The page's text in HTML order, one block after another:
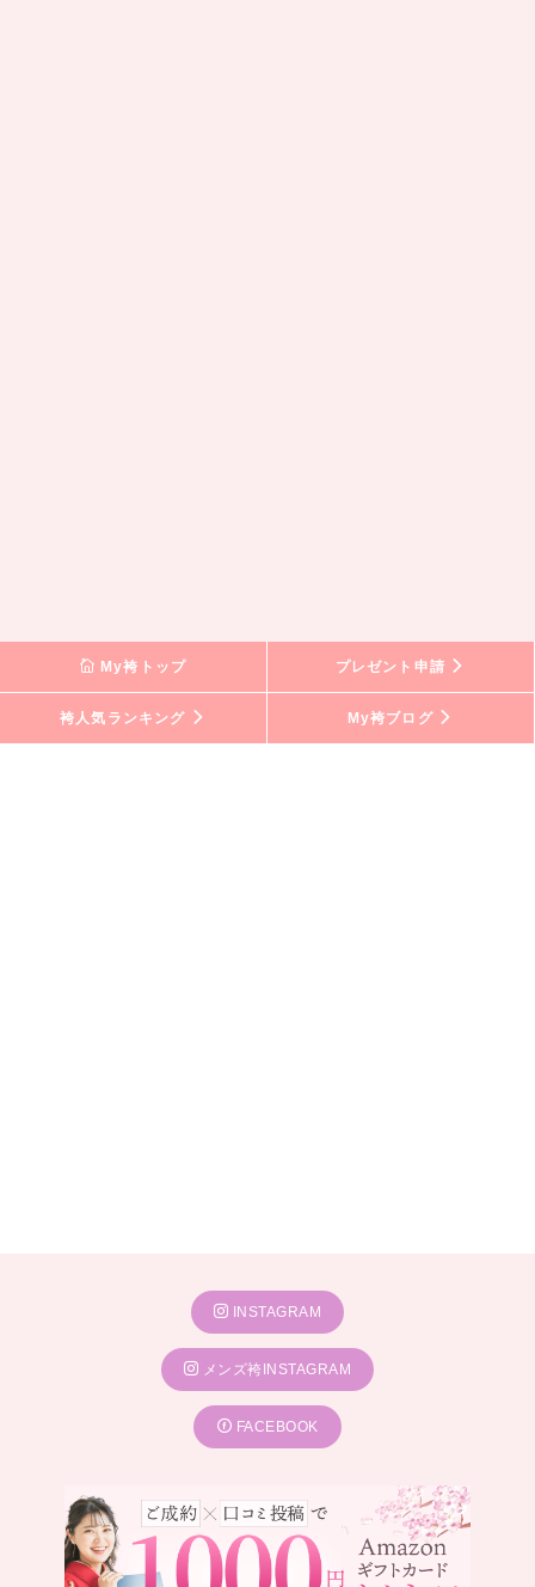
My袴トップ プレゼント申請
袴人気ランキング My袴ブログ
INSTAGRAM
メンズ袴INSTAGRAM
FACEBOOK